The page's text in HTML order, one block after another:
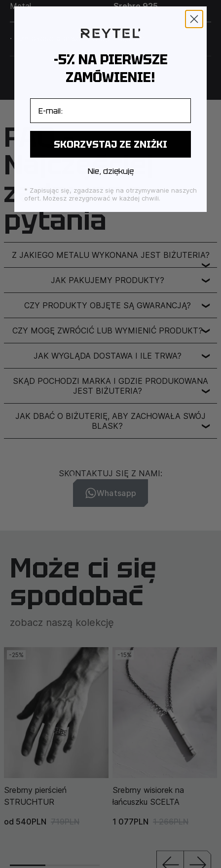
Pamiętaj również, że sztywne bransoletki możesz
samodzielnie trochę ścisnąć lub rozciągnąć, aby
dopasować je do swojego nadgarstka.
Metal Srebro 925
· Szerokość bransoletki: 0,7 - 0,3 cm
FAQ –
Najczęściej
zadawane
pytania
Z JAKIEGO METALU WYKONANA JEST BIŻUTERIA?
❯
JAK PAKUJEMY PRODUKTY? ❯
CZY PRODUKTY OBJĘTE SĄ GWARANCJĄ? ❯
CZY MOGĘ ZWRÓCIĆ LUB WYMIENIĆ PRODUKT?❯
JAK WYGLĄDA DOSTAWA I ILE TRWA? ❯
SKĄD POCHODZI MARKA I GDZIE PRODUKOWANA
JEST BIŻUTERIA?
❯
JAK DBAĆ O BIŻUTERIĘ, ABY ZACHOWAŁA SWÓJ
BLASK?
❯
SKONTAKTUJ SIĘ Z NAMI:
Whatsapp
Może ci się
spodobać
zobacz naszą kolekcję
-25%
Srebrny pierścień
STRUCHTUR
od 540PLN 719PLN
-15%
Srebrny wisiorek na
łańcuszku SCELTA
1 077PLN 1 266PLN
-5% NA PIERWSZE
ZAMÓWIENIE!
SKORZYSTAJ ZE ZNIŻKI
Nie, dziękuję
* Zapisując się, zgadzasz się na otrzymywanie naszych
ofert. Możesz zrezygnować w każdej chwili.